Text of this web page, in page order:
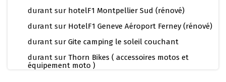
durant sur hotelF1 Montpellier Sud (rénové)
durant sur HotelF1 Geneve Aéroport Ferney (rénové)
durant sur Gite camping le soleil couchant
durant sur Thorn Bikes ( accessoires motos et
équipement moto )